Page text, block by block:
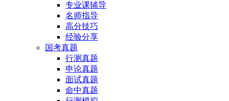
专业课辅导
名师指导
高分技巧
经验分享
国考真题
行测真题
申论真题
面试真题
命中真题